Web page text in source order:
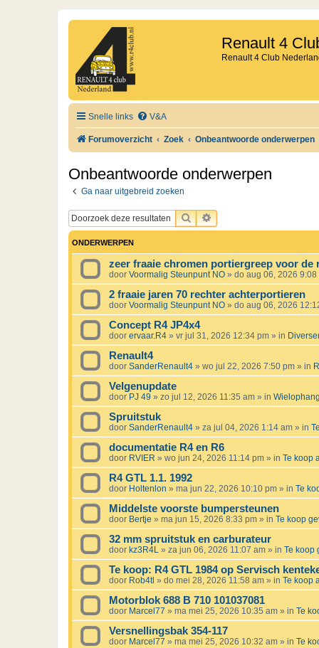
Renault 4
Renault 4 Club
Snelle links V&A
Forumoverzicht Zoek Onbeantwoorde onderwerpen
Onbeantwoorde onderwerpen
Ga naar uitgebreid zoeken
ZOEKUITGEBREID ZOEKEN
ONDERWERPEN
zeer fraaie chromen portiergreep voor de
door Voormalig Steunpunt NO » do aug 06, 2026 9:08
2 fraaie jaren 70 rechter achterportieren
door Voormalig Steunpunt NO » do aug 06, 2026
Concept R4 JP4x4
door ervaar.R4 » vr jul 31, 2026 12:34 pm » in
Renault4
door SanderRenault4 » wo jul 22, 2026 7:50 pm » in
Velgenupdate
door PJ 49 » zo jul 12, 2026 11:35 am » in
Spruitstuk
door SanderRenault4 » za jul 04, 2026 1:14 am » in
documentatie R4 en R6
door RVIER » wo jun 24, 2026 11:14 pm » in Te koop
R4 GTL 1.1. 1992
door Holtenlon » ma jun 22, 2026 10:10 pm » in Te
Middelste voorste bumpersteunen
door Bertje » ma jun 15, 2026 8:33 pm » in Te koop
32 mm spruitstuk en carburateur
door kz3R4L » za jun 06, 2026 11:07 am » in Te koop
Te koop: R4 GTL 1984 op Servisch
door Rob4tl » do mei 28, 2026 11:58 am » in Te koop
Motorblok 688 B 710 101037081
door Marcel77 » ma mei 25, 2026 10:35 am » in Te
Versnellingsbak 354-117
door Marcel77 » ma mei 25, 2026 10:32 am » in Te